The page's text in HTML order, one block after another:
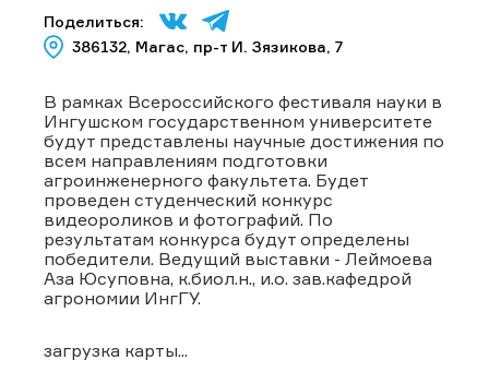
Поделиться:
386132, Магас, пр-т И. Зязикова, 7
В рамках Всероссийского фестиваля науки в
Ингушском государственном университете
будут представлены научные достижения по
всем направлениям подготовки
агроинженерного факультета. Будет
проведен студенческий конкурс
видеороликов и фотографий. По
результатам конкурса будут определены
победители. Ведущий выставки - Леймоева
Аза Юсуповна, к.биол.н., и.о. зав.кафедрой
агрономии ИнгГУ.
загрузка карты...